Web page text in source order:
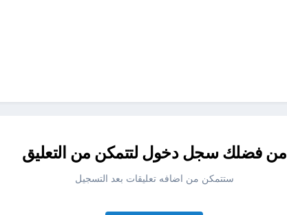
من فضلك سجل دخول لتتمكن من التعليق
ستتمكن من اضافه تعليقات بعد التسجيل